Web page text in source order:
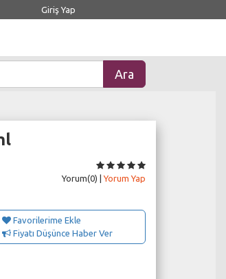
Giriş Yap
Yorum(0) |Yorum Yap
Favorilerime Ekle
Fiyatı Düşünce Haber Ver